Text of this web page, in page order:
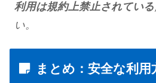
利用は規約上禁止されている
い。
まとめ：安全な利用